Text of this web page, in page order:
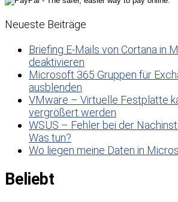
Neueste Beiträge
Briefing E-Mails von Cortana in
deaktivieren
Microsoft 365 Gruppen für
ausblenden
VMware – Virtuelle Festplatte
vergrößert werden
WSUS – Fehler bei der
Was tun?
Wo liegen meine Daten in
Beliebt